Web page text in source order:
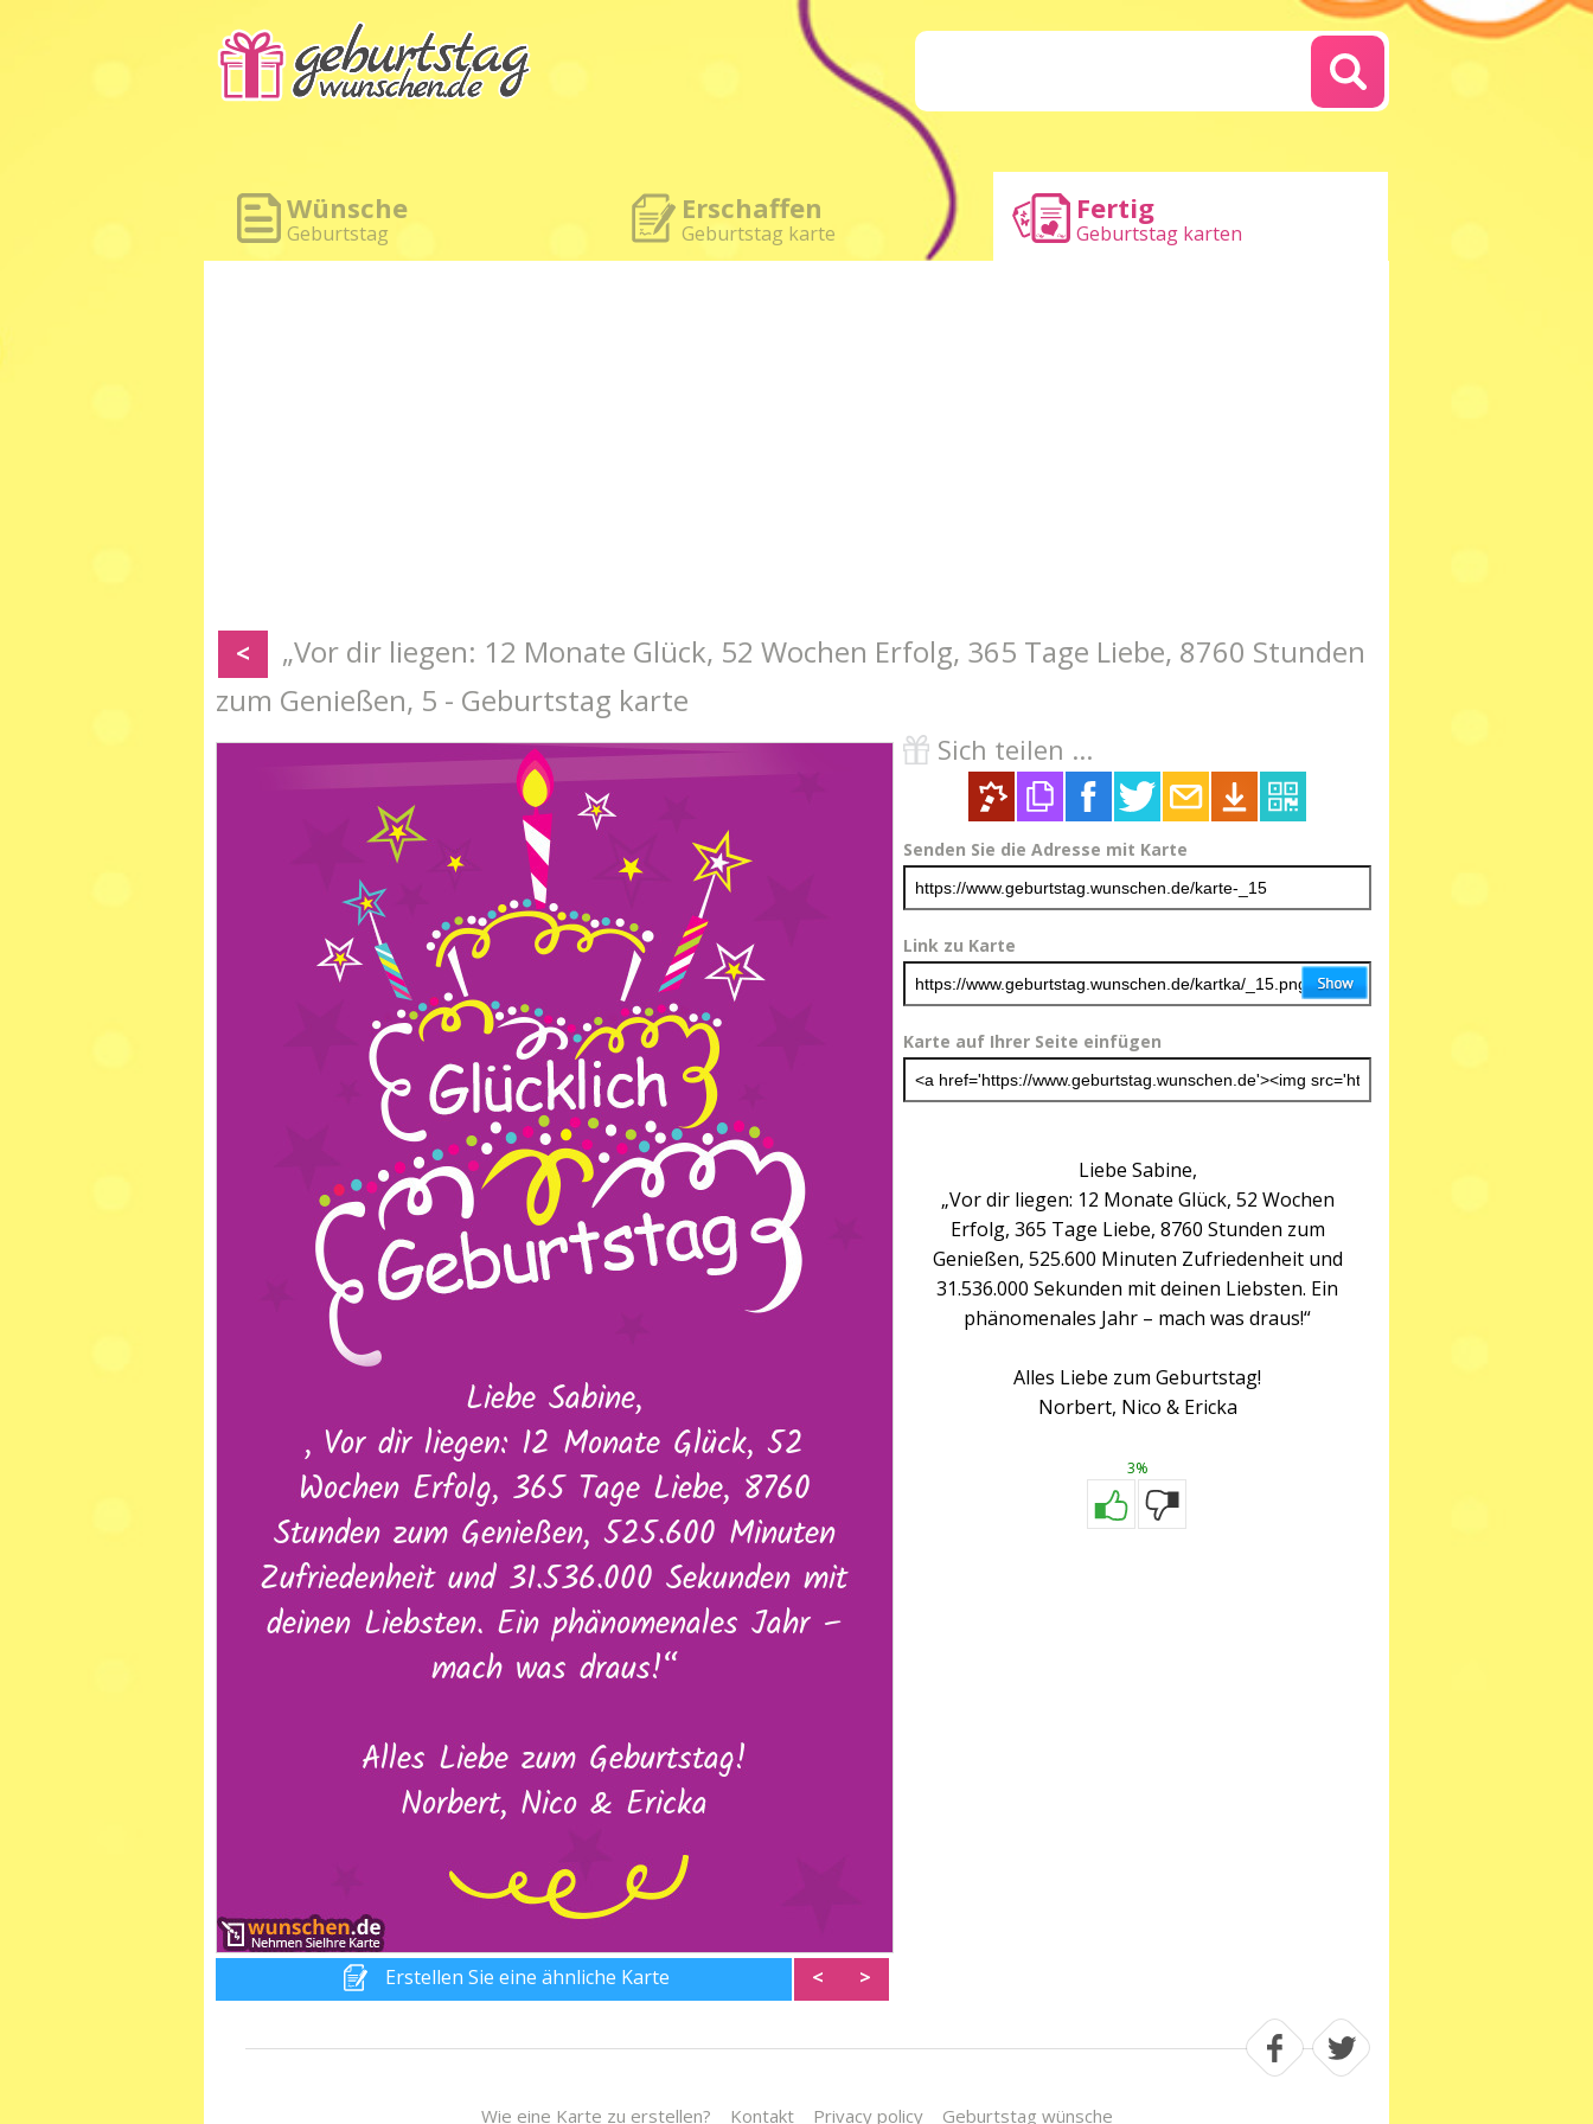
Wünsche
Geburtstag
Erschaffen
Geburtstag karte
Fertig
Geburtstag karten
<
„Vor dir liegen: 12 Monate Glück, 52 Wochen Erfolg, 365 Tage Liebe, 8760 Stunden
zum Genießen, 5 - Geburtstag karte
Erstellen Sie eine ähnliche Karte < >
Sich teilen ...
Senden Sie die Adresse mit Karte
Link zu Karte
Karte auf Ihrer Seite einfügen
Liebe Sabine,
„Vor dir liegen: 12 Monate Glück, 52 Wochen
Erfolg, 365 Tage Liebe, 8760 Stunden zum
Genießen, 525.600 Minuten Zufriedenheit und
31.536.000 Sekunden mit deinen Liebsten. Ein
phänomenales Jahr – mach was draus!“
Alles Liebe zum Geburtstag!
Norbert, Nico & Ericka
3%
Wie eine Karte zu erstellen? Kontakt Privacy policy Geburtstag wünsche